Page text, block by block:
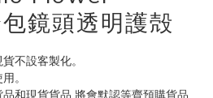
鏡頭透明護殻
不設客製化。
。
和現貨貨品 將會默認等齊預購貨品